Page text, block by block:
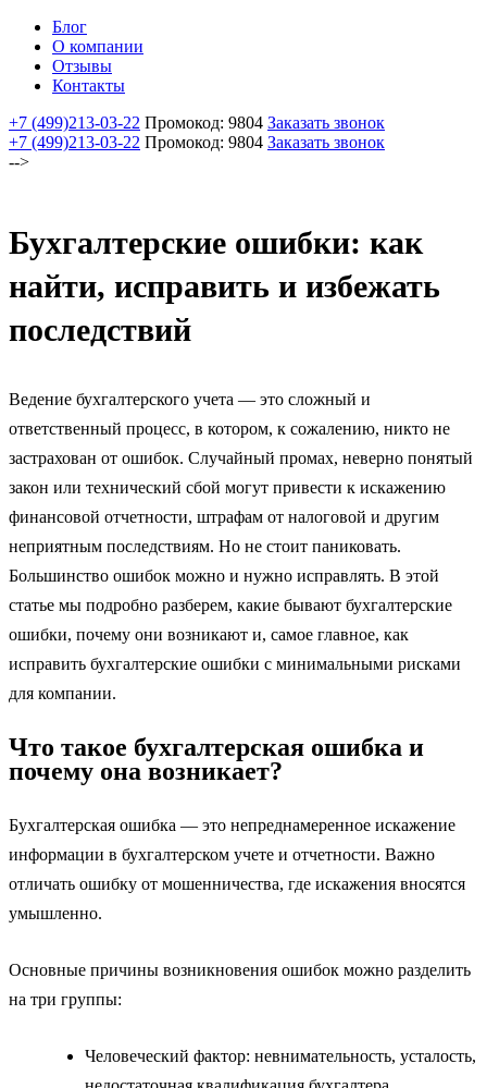
Блог
О компании
Отзывы
Контакты
+7 (499)213-03-22 Промокод: 9804 Заказать звонок
+7 (499)213-03-22 Промокод: 9804 Заказать звонок
-->
Бухгалтерские ошибки: как
найти, исправить и избежать
последствий
Ведение бухгалтерского учета — это сложный и
ответственный процесс, в котором, к сожалению, никто не
застрахован от ошибок. Случайный промах, неверно понятый
закон или технический сбой могут привести к искажению
финансовой отчетности, штрафам от налоговой и другим
неприятным последствиям. Но не стоит паниковать.
Большинство ошибок можно и нужно исправлять. В этой
статье мы подробно разберем, какие бывают бухгалтерские
ошибки, почему они возникают и, самое главное, как
исправить бухгалтерские ошибки с минимальными рисками
для компании.
Что такое бухгалтерская ошибка и
почему она возникает?
Бухгалтерская ошибка — это непреднамеренное искажение
информации в бухгалтерском учете и отчетности. Важно
отличать ошибку от мошенничества, где искажения вносятся
умышленно.
Основные причины возникновения ошибок можно разделить
на три группы:
Человеческий фактор: невнимательность, усталость,